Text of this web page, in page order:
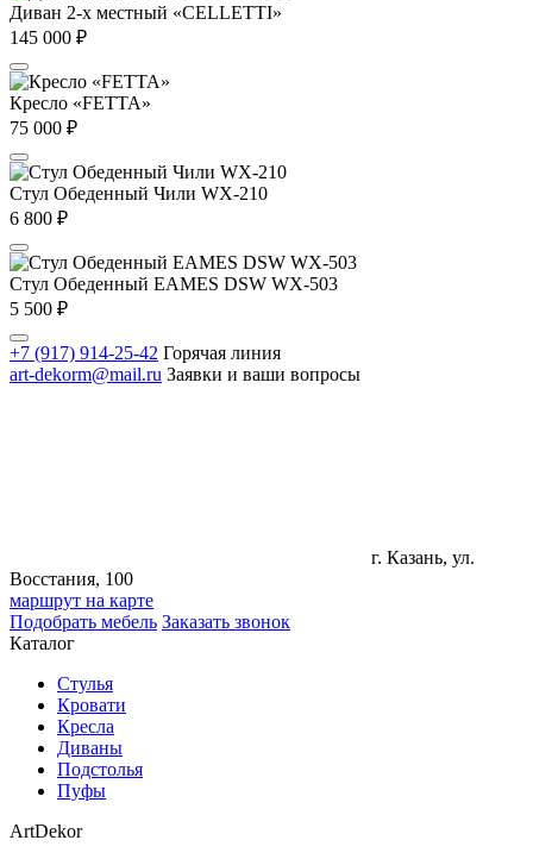
Диван 2-х местный «CELLETTI»
145 000 ₽
Кресло «FETTA»
75 000 ₽
Стул Обеденный Чили WX-210
6 800 ₽
Стул Обеденный EAMES DSW WX-503
5 500 ₽
+7 (917) 914-25-42 Горячая линия
art-dekorm@mail.ru Заявки и ваши вопросы
г. Казань, ул.
Восстания, 100
маршрут на карте
Подобрать мебель Заказать звонок
Каталог
Стулья
Кровати
Кресла
Диваны
Подстолья
Пуфы
ArtDekor